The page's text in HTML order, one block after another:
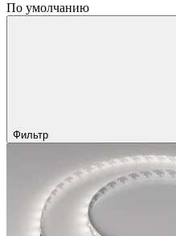
По умолчанию
Фильтр